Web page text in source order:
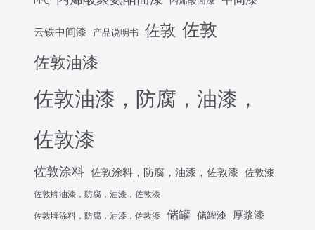
云铁中间漆 产品说明书 佐敦 佐敦
佐敦油漆
佐敦油漆，防腐，油漆，
佐敦漆
佐敦涂料 佐敦涂料，防腐，油漆，佐敦漆 佐敦漆
佐敦牌油漆，防腐，油漆，佐敦漆
佐敦牌涂料，防腐，油漆，佐敦漆 储罐 储罐漆 厚浆漆